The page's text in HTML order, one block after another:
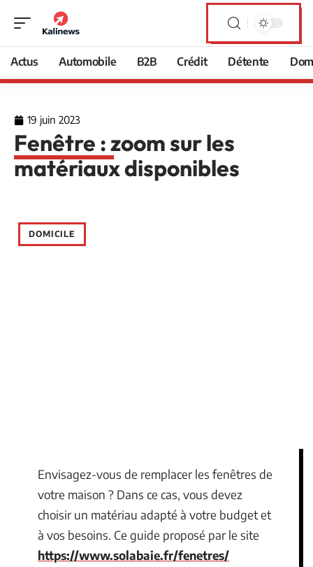
Actus Automobile B2B Crédit Détente
19 juin 2023
Fenêtre : zoom sur les
matériaux disponibles
DOMICILE
Envisagez-vous de remplacer les fenêtres de
votre maison ? Dans ce cas, vous devez
choisir un matériau adapté à votre budget et
à vos besoins. Ce guide proposé par le site
https://www.solabaie.fr/fenetres/